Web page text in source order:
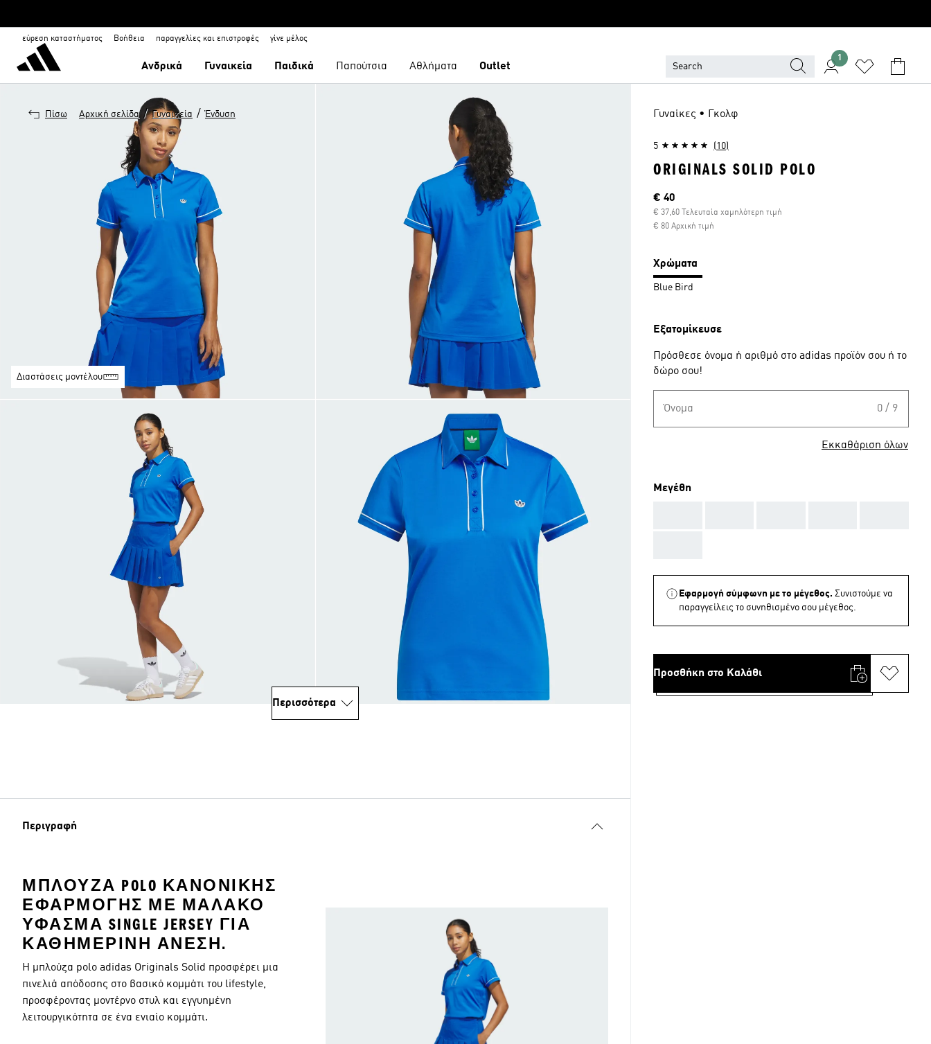
εύρεση καταστήματος Βοήθεια παραγγελίες και επιστροφές γίνε μέλος
Ανδρικά Γυναικεία Παιδικά Παπούτσια Αθλήματα Outlet
1
Πίσω Αρχική σελίδα / Γυναικεία / Ένδυση
Διαστάσεις μοντέλου
Περισσότερα
Περιγραφή
ΜΠΛΟΎΖΑ POLO ΚΑΝΟΝΙΚΉΣ
ΕΦΑΡΜΟΓΉΣ ΜΕ ΜΑΛΑΚΌ
ΎΦΑΣΜΑ SINGLE JERSEY ΓΙΑ
ΚΑΘΗΜΕΡΙΝΉ ΆΝΕΣΗ.
Η μπλούζα polo adidas Originals Solid προσφέρει μια
πινελιά απόδοσης στο βασικό κομμάτι του lifestyle,
προσφέροντας μοντέρνο στυλ και εγγυημένη
λειτουργικότητα σε ένα ενιαίο κομμάτι.
Γυναίκες • Γκολφ
5 (10)
ORIGINALS SOLID POLO
Τρέχουσα τιμή
€ 40
€ 37,60 Τελευταία χαμηλότερη τιμή
€ 80 Αρχική τιμή
Χρώματα
Blue Bird
Εξατομίκευσε
Πρόσθεσε όνομα ή αριθμό στο adidas προϊόν σου ή το
δώρο σου!
Όνομα 0 / 9
Εκκαθάριση όλων
Μεγέθη
Εφαρμογή σύμφωνη με το μέγεθος. Συνιστούμε να
παραγγείλεις το συνηθισμένο σου μέγεθος.
Προσθήκη στο Καλάθι